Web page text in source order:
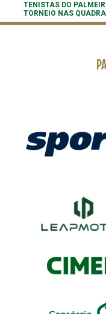
TENISTAS DO
TORNEIO NAS